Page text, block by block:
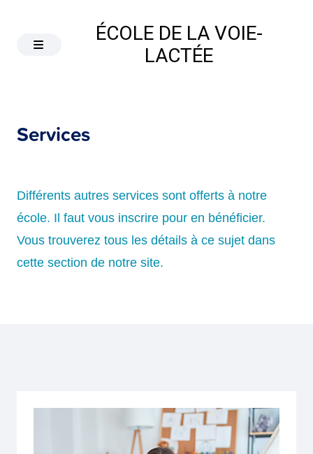
ÉCOLE DE LA VOIE-
LACTÉE
Services
Différents autres services sont offerts à notre
école. Il faut vous inscrire pour en bénéficier.
Vous trouverez tous les détails à ce sujet dans
cette section de notre site.